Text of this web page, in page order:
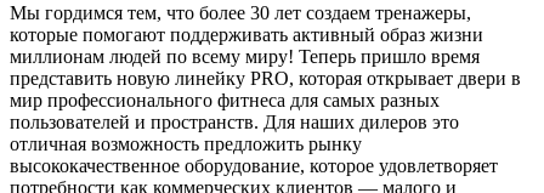
Мы гордимся тем, что более 30 лет создаем тренажеры,
которые помогают поддерживать активный образ жизни
миллионам людей по всему миру! Теперь пришло время
представить новую линейку PRO, которая открывает двери в
мир профессионального фитнеса для самых разных
пользователей и пространств. Для наших дилеров это
отличная возможность предложить рынку
высококачественное оборудование, которое удовлетворяет
потребности как коммерческих клиентов — малого и